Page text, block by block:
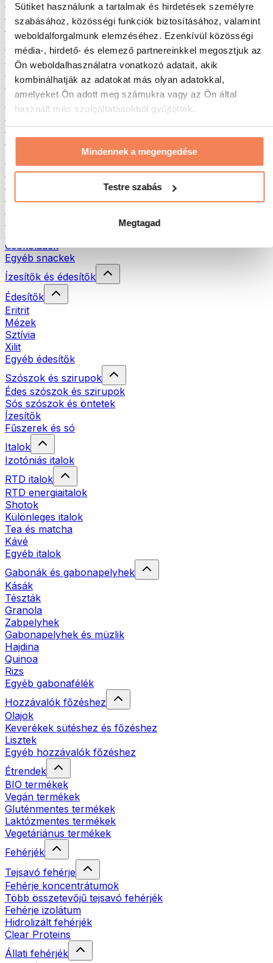
Sütiket használunk a tartalmak és hirdetések személyre
szabásához, közösségi funkciók biztosításához, valamint
weboldalforgalmunk elemzéséhez. Ezenkívül közösségi
média-, hirdető- és elemező partnereinkkel megosztjuk az
Ön weboldalhasználatra vonatkozó adatait, akik
kombinálhatják az adatokat más olyan adatokkal,
amelyeket Ön adott meg számukra vagy az Ön által
használt más szolgáltatásokból gyűjtöttek.
Mindennek a megengedése
Testre szabás
Megtagad
Hús
Hüvelyesek
Egyéb fitness élelmiszerek
Vajak
100% Magvajak
Édes magvajak
Fehérjés magvajak
Szuperélelmiszerek
Zöld szuperélelmiszerek
Rostok
Egyéb szuperélelmiszerek
Protein szeletek
Fehérjés chipsek és ropik
Csokoládék
Egyéb snackek
Ízesítők és édesítők
Édesítők
Eritrit
Mézek
Sztívia
Xilit
Egyéb édesítők
Szószok és szirupok
Édes szószok és szirupok
Sós szószok és öntetek
Ízesítők
Fűszerek és só
Italok
Izotóniás italok
RTD italok
RTD energiaitalok
Shotok
Különleges italok
Tea és matcha
Kávé
Egyéb italok
Gabonák és gabonapelyhek
Kásák
Tészták
Granola
Zabpelyhek
Gabonapelyhek és müzlik
Hajdina
Quinoa
Rizs
Egyéb gabonafélék
Hozzávalók főzéshez
Olajok
Keverékek sütéshez és főzéshez
Lisztek
Egyéb hozzávalók főzéshez
Étrendek
BIO termékek
Vegán termékek
Gluténmentes termékek
Laktózmentes termékek
Vegetáriánus termékek
Fehérjék
Tejsavó fehérje
Fehérje koncentrátumok
Több összetevőjű tejsavó fehérjék
Fehérje izolátum
Hidrolizált fehérjék
Clear Proteins
Állati fehérjék